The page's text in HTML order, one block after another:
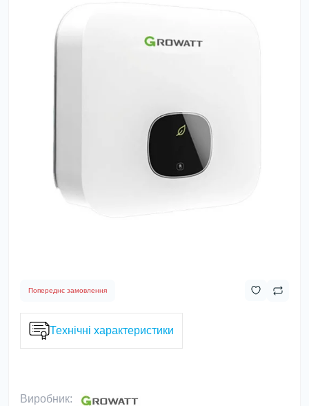
Попереднє замовлення
Технічні характеристики
Виробник: